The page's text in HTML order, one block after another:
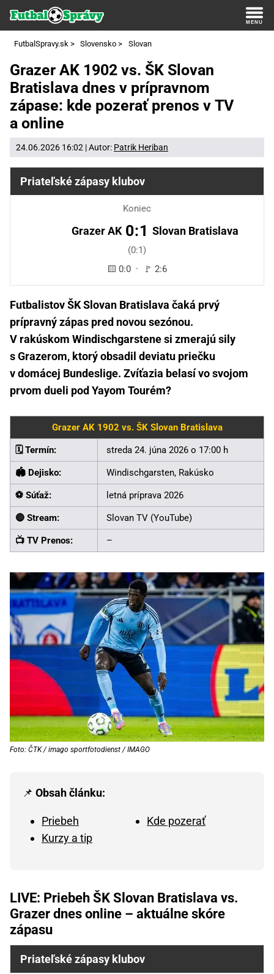
FutbalSpravy.sk > Slovensko > Slovan
Grazer AK 1902 vs. ŠK Slovan
Bratislava dnes v prípravnom
zápase: kde pozerať prenos v TV
a online
24.06.2026 16:02 | Autor: Patrik Heriban
Priateľské zápasy klubov
Koniec
Grazer AK 0:1 Slovan Bratislava
(0:1)
🟨 0:0 · 🚩 2:6
Futbalistov ŠK Slovan Bratislava čaká prvý
prípravný zápas pred novou sezónou.
V rakúskom Windischgarstene si zmerajú sily
s Grazerom, ktorý obsadil deviatu priečku
v domácej Bundeslige. Zvíťazia belasí vo svojom
prvom dueli pod Yayom Tourém?
Grazer AK 1902 vs. ŠK Slovan Bratislava
🗓️ Termín: streda 24. júna 2026 o 17:00 h
🏟️ Dejisko: Windischgarsten, Rakúsko
⚽ Súťaž: letná príprava 2026
🔴 Stream: Slovan TV (YouTube)
📺 TV Prenos: –
Foto: ČTK / imago sportfotodienst / IMAGO
📌 Obsah článku:
Priebeh
Kde pozerať
Kurzy a tip
LIVE: Priebeh ŠK Slovan Bratislava vs.
Grazer dnes online – aktuálne skóre
zápasu
Priateľské zápasy klubov